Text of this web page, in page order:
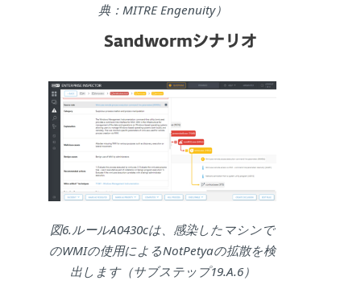
典：MITRE Engenuity）
Sandwormシナリオ
図6.ルールA0430cは、感染したマシンで
のWMIの使用によるNotPetyaの拡散を検
出します（サブステップ19.A.6）